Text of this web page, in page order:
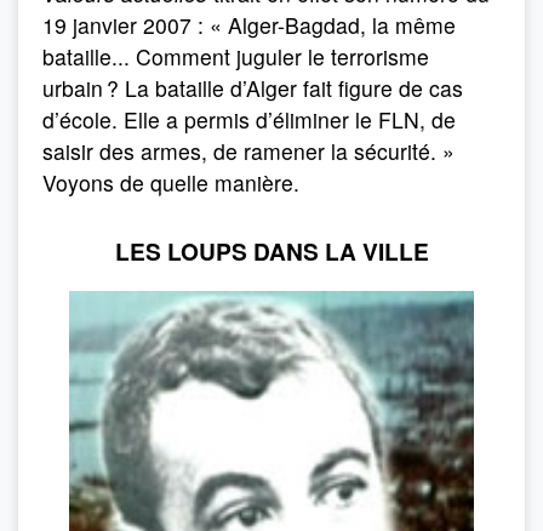
19 janvier 2007 : « Alger-Bagdad, la même
bataille... Comment juguler le terrorisme
urbain ? La bataille d’Alger fait figure de cas
d’école. Elle a permis d’éliminer le FLN, de
saisir des armes, de ramener la sécurité. »
Voyons de quelle manière.
LES LOUPS DANS LA VILLE